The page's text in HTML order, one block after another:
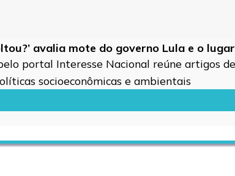
avalia mote do governo Lula e o
portal Interesse Nacional reúne artigos
socioeconômicas e ambientais